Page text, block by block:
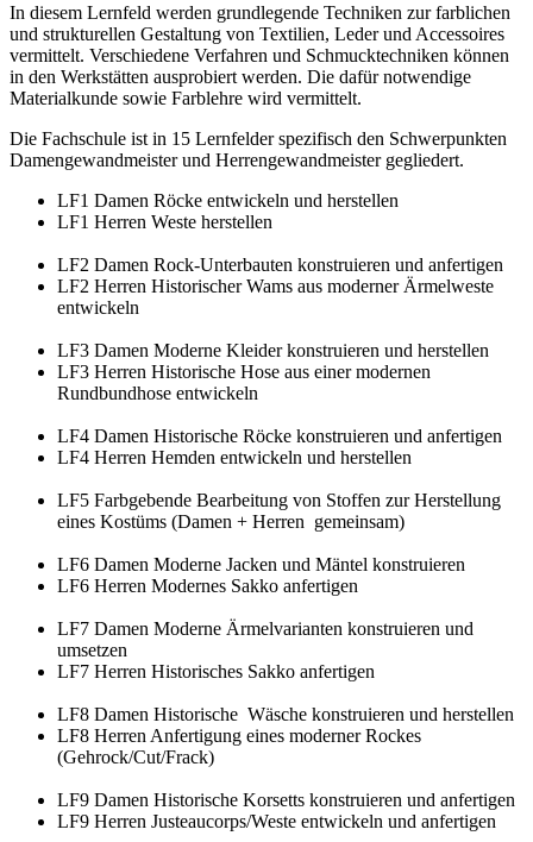
In diesem Lernfeld werden grundlegende Techniken zur farblichen
und strukturellen Gestaltung von Textilien, Leder und Accessoires
vermittelt. Verschiedene Verfahren und Schmucktechniken können
in den Werkstätten ausprobiert werden. Die dafür notwendige
Materialkunde sowie Farblehre wird vermittelt.
Die Fachschule ist in 15 Lernfelder spezifisch den Schwerpunkten
Damengewandmeister und Herrengewandmeister gegliedert.
LF1 Damen Röcke entwickeln und herstellen
LF1 Herren Weste herstellen
LF2 Damen Rock-Unterbauten konstruieren und anfertigen
LF2 Herren Historischer Wams aus moderner Ärmelweste
entwickeln
LF3 Damen Moderne Kleider konstruieren und herstellen
LF3 Herren Historische Hose aus einer modernen
Rundbundhose entwickeln
LF4 Damen Historische Röcke konstruieren und anfertigen
LF4 Herren Hemden entwickeln und herstellen
LF5 Farbgebende Bearbeitung von Stoffen zur Herstellung
eines Kostüms (Damen + Herren gemeinsam)
LF6 Damen Moderne Jacken und Mäntel konstruieren
LF6 Herren Modernes Sakko anfertigen
LF7 Damen Moderne Ärmelvarianten konstruieren und
umsetzen
LF7 Herren Historisches Sakko anfertigen
LF8 Damen Historische Wäsche konstruieren und herstellen
LF8 Herren Anfertigung eines moderner Rockes
(Gehrock/Cut/Frack)
LF9 Damen Historische Korsetts konstruieren und anfertigen
LF9 Herren Justeaucorps/Weste entwickeln und anfertigen